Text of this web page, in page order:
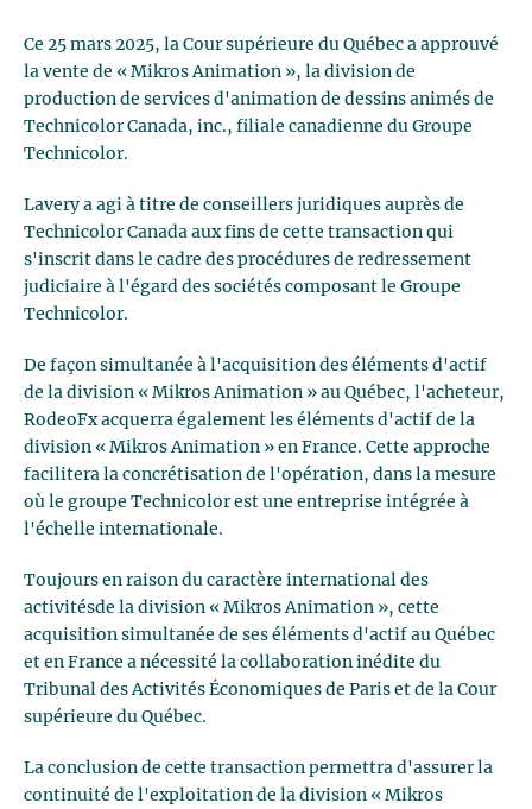
Ce 25 mars 2025, la Cour supérieure du Québec a approuvé
la vente de « Mikros Animation », la division de
production de services d'animation de dessins animés de
Technicolor Canada, inc., filiale canadienne du Groupe
Technicolor.
Lavery a agi à titre de conseillers juridiques auprès de
Technicolor Canada aux fins de cette transaction qui
s'inscrit dans le cadre des procédures de redressement
judiciaire à l'égard des sociétés composant le Groupe
Technicolor.
De façon simultanée à l'acquisition des éléments d'actif
de la division « Mikros Animation » au Québec, l'acheteur,
RodeoFx acquerra également les éléments d'actif de la
division « Mikros Animation » en France. Cette approche
facilitera la concrétisation de l'opération, dans la mesure
où le groupe Technicolor est une entreprise intégrée à
l'échelle internationale.
Toujours en raison du caractère international des
activitésde la division « Mikros Animation », cette
acquisition simultanée de ses éléments d'actif au Québec
et en France a nécessité la collaboration inédite du
Tribunal des Activités Économiques de Paris et de la Cour
supérieure du Québec.
La conclusion de cette transaction permettra d'assurer la
continuité de l'exploitation de la division « Mikros